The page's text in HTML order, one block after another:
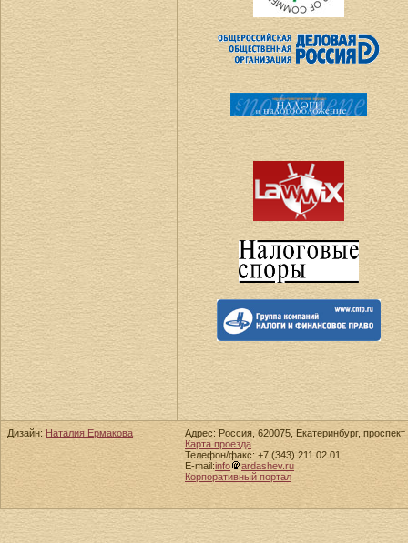
Дизайн: Наталия Ермакова
Адрес: Россия, 620075, Екатеринбург,
Карта проезда
Телефон/факс: +7 (343) 211 02 01
E-mail:info
ardashev.ru
Корпоративный портал